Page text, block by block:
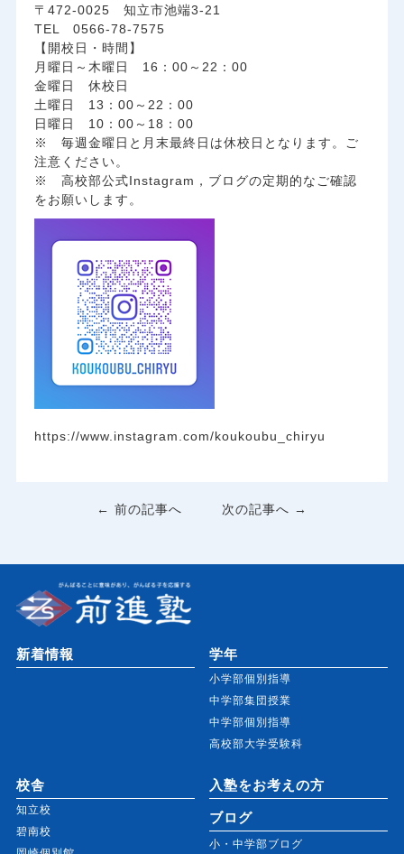
〒472-0025 知立市池端3-21
TEL 0566-78-7575
【開校日・時間】
月曜日～木曜日 16：00～22：00
金曜日 休校日
土曜日 13：00～22：00
日曜日 10：00～18：00
※ 毎週金曜日と月末最終日は休校日となります。ご
注意ください。
※ 高校部公式Instagram，ブログの定期的なご確認
をお願いします。
https://www.instagram.com/koukoubu_chiryu
← 前の記事へ 次の記事へ →
新着情報 学年
小学部個別指導
中学部集団授業
中学部個別指導
高校部大学受験科
校舎
知立校
碧南校
入塾をお考えの方
ブログ
小・中学部ブログ